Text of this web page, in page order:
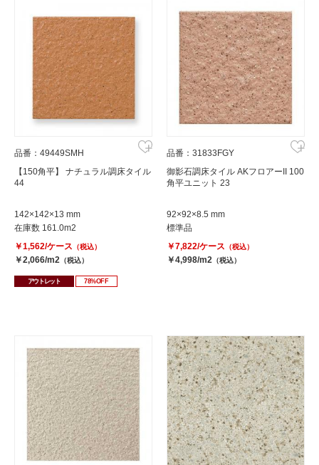
品番：49449SMH
【150角平】 ナチュラル調床タイル
44
142×142×13 mm
在庫数 161.0m2
￥1,562/ケース （税込）
￥2,066/m2 （税込）
アウトレット 78%OFF
品番：31833FGY
御影石調床タイル AKフロアーII 100
角平ユニット 23
92×92×8.5 mm
標準品
￥7,822/ケース （税込）
￥4,998/m2 （税込）